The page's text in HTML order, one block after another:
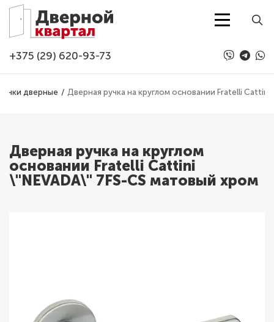
Перейти к основному содержанию
+375 (29) 620-93-73
дверные Дверная ручка на круглом основании Fratelli
Дверная ручка на круглом
основании Fratelli Cattini
\"NEVADA\" 7FS-CS матовый хром